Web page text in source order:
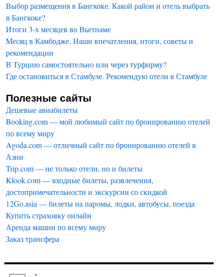
Выбор размещения в Бангкоке. Какой район и отель выбрать
в Бангкоке?
Итоги 3-х месяцев во Вьетнаме
Месяц в Камбодже. Наши впечатления, итоги, советы и
рекомендации
В Турцию самостоятельно или через турфирму?
Где остановиться в Стамбуле. Рекомендую отели в Стамбуле
Полезные сайты
Дешевые авиабилеты
Booking.com — мой любимый сайт по бронированию отелей
по всему миру
Agoda.com — отличный сайт по бронированию отелей в
Азии
Trip.com — не только отели, но и билеты
Klook.com — входные билеты, развлечения,
достопримечательности и экскурсии со скидкой
12Go.asia — билеты на паромы, лодки, автобусы, поезда
Купить страховку онлайн
Аренда машин по всему миру
Заказ трансфера